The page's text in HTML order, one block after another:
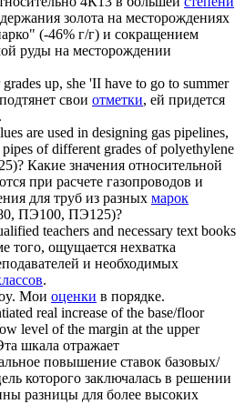
золота на месторождениях
(-46% г/г) и сокращением
руды на месторождении
grades up, she 'II have to go to summer
свои отметки, ей придется
are used in designing gas pipelines,
of different grades of polyethylene
Какие значения относительной
при расчете газопроводов и
для труб из разных марок
ПЭ100, ПЭ125)?
teachers and necessary text books
того, ощущается нехватка
и необходимых
.
Мои оценки в порядке.
real increase of the base/floor
level of the margin at the upper
шкала отражает
повышение ставок базовых/
которого заключалась в решении
разницы для более высоких